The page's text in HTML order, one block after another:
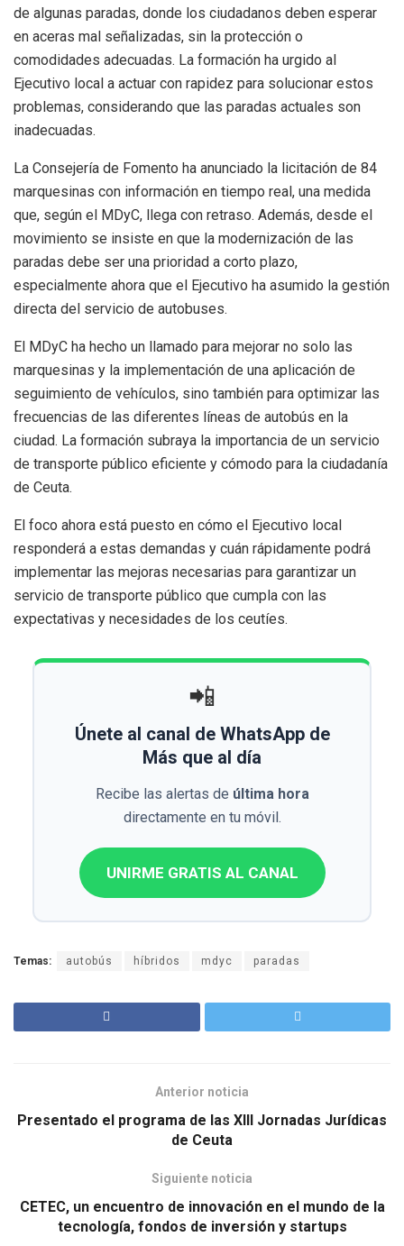
de algunas paradas, donde los ciudadanos deben esperar
en aceras mal señalizadas, sin la protección o
comodidades adecuadas. La formación ha urgido al
Ejecutivo local a actuar con rapidez para solucionar estos
problemas, considerando que las paradas actuales son
inadecuadas.
La Consejería de Fomento ha anunciado la licitación de 84
marquesinas con información en tiempo real, una medida
que, según el MDyC, llega con retraso. Además, desde el
movimiento se insiste en que la modernización de las
paradas debe ser una prioridad a corto plazo,
especialmente ahora que el Ejecutivo ha asumido la gestión
directa del servicio de autobuses.
El MDyC ha hecho un llamado para mejorar no solo las
marquesinas y la implementación de una aplicación de
seguimiento de vehículos, sino también para optimizar las
frecuencias de las diferentes líneas de autobús en la
ciudad. La formación subraya la importancia de un servicio
de transporte público eficiente y cómodo para la ciudadanía
de Ceuta.
El foco ahora está puesto en cómo el Ejecutivo local
responderá a estas demandas y cuán rápidamente podrá
implementar las mejoras necesarias para garantizar un
servicio de transporte público que cumpla con las
expectativas y necesidades de los ceutíes.
📲
Únete al canal de WhatsApp de
Más que al día
Recibe las alertas de última hora
directamente en tu móvil.
UNIRME GRATIS AL CANAL
Temas: autobús híbridos mdyc paradas
Anterior noticia
Presentado el programa de las XIII Jornadas Jurídicas
de Ceuta
Siguiente noticia
CETEC, un encuentro de innovación en el mundo de la
tecnología, fondos de inversión y startups